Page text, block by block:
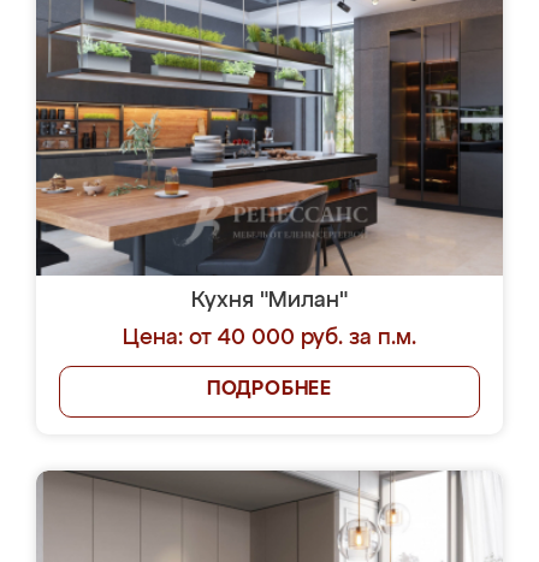
Кухня "Милан"
Цена: от 40 000 руб. за п.м.
ПОДРОБНЕЕ